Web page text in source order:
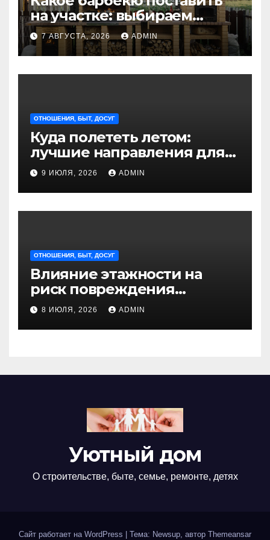
на участке: выбираем
идеальное решение для
отдыха на природе
7 АВГУСТА, 2026 ADMIN
ОТНОШЕНИЯ, БЫТ, ДОСУГ
Куда полететь летом:
лучшие направления для
отдыха из Санкт-
Петербурга
9 ИЮЛЯ, 2026 ADMIN
ОТНОШЕНИЯ, БЫТ, ДОСУГ
Влияние этажности на
риск повреждения
недвижимости
8 ИЮЛЯ, 2026 ADMIN
Уютный дом
О строительстве, быте, семье, ремонте, детях
Сайт работает на WordPress | Тема: Newsup, автор Themeansar